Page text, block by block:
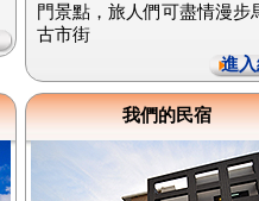
門景點，旅人們可盡情漫步
古市街
進
我們的民宿